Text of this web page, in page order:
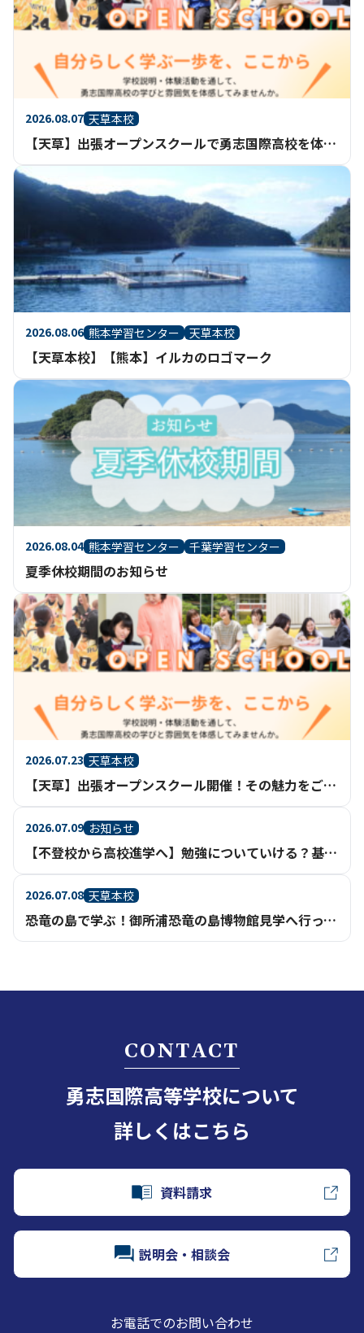
2026.08.07 天草本校
【天草】出張オープンスクールで勇志国際高校を体験してみませんか？
2026.08.06 熊本学習センター 天草本校
【天草本校】【熊本】イルカのロゴマーク
2026.08.04 熊本学習センター 千葉学習センター
夏季休校期間のお知らせ
2026.07.23 天草本校
【天草】出張オープンスクール開催！その魅力をご紹介
2026.07.09 お知らせ
【不登校から高校進学へ】勉強についていける？基礎からさかのぼって学べる通信制高校という選択
2026.07.08 天草本校
恐竜の島で学ぶ！御所浦恐竜の島博物館見学へ行ってきました【天草本校】
CONTACT
勇志国際高等学校について
詳しくはこちら
資料請求
説明会・相談会
お電話でのお問い合わせ